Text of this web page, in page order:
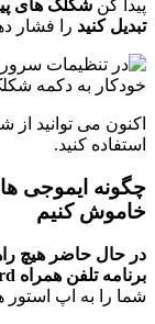
پیدا کن شکلک های
تبدیل کنید را فشار
استفاده کنید.
خاموش کنیم
در حال حاضر هیچ
برنامه تلفن همراه Discord وجود ندارد.
شما را به اپ استور